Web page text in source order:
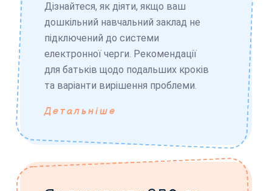
Дізнайтеся, як діяти, якщо ваш
дошкільний навчальний заклад не
підключений до системи
електронної черги. Рекомендації
для батьків щодо подальших кроків
та варіанти вирішення проблеми.
Детальніше